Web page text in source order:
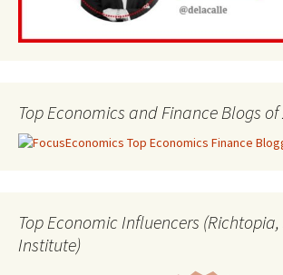
Top Economics and Finance Blogs of
Top Economic Influencers
Institute)